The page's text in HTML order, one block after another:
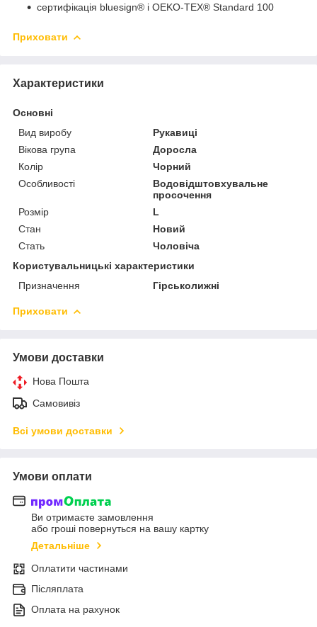
сертифікація bluesign® і OEKO-TEX® Standard 100
Приховати
Характеристики
Основні
Вид виробу
Рукавиці
Вікова група
Доросла
Колір
Чорний
Особливості
Водовідштовхувальне
просочення
Розмір
L
Стан
Новий
Стать
Чоловіча
Користувальницькі характеристики
Призначення
Гірськолижні
Приховати
Умови доставки
Нова Пошта
Самовивіз
Всі умови доставки
Умови оплати
Ви отримаєте замовлення
або гроші повернуться на вашу картку
Детальніше
Оплатити частинами
Післяплата
Оплата на рахунок